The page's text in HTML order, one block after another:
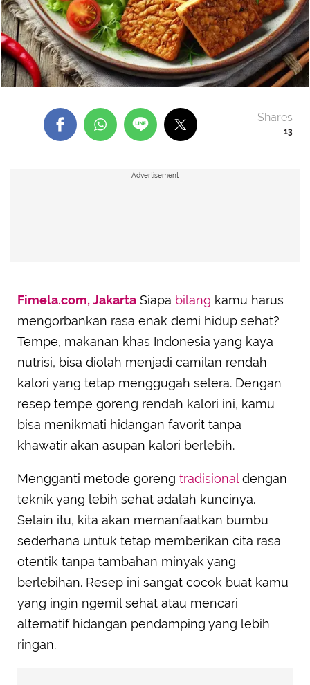
13
Shares
Advertisement
Fimela.com, Jakarta Siapa bilang kamu harus
mengorbankan rasa enak demi hidup sehat?
Tempe, makanan khas Indonesia yang kaya
nutrisi, bisa diolah menjadi camilan rendah
kalori yang tetap menggugah selera. Dengan
resep tempe goreng rendah kalori ini, kamu
bisa menikmati hidangan favorit tanpa
khawatir akan asupan kalori berlebih.
Mengganti metode goreng tradisionaldengan
teknik yang lebih sehat adalah kuncinya.
Selain itu, kita akan memanfaatkan bumbu
sederhana untuk tetap memberikan cita rasa
otentik tanpa tambahan minyak yang
berlebihan. Resep ini sangat cocok buat kamu
yang ingin ngemil sehat atau mencari
alternatif hidangan pendamping yang lebih
ringan.